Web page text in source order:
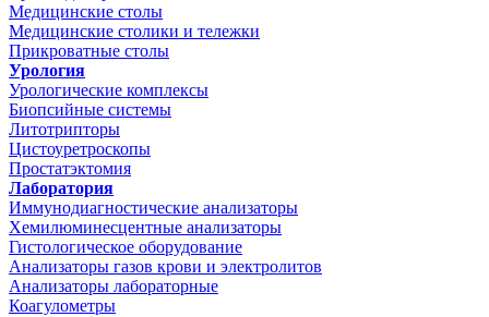
Медицинские столы
Медицинские столики и тележки
Прикроватные столы
Урология
Урологические комплексы
Биопсийные системы
Литотрипторы
Цистоуретроскопы
Простатэктомия
Лаборатория
Иммунодиагностические анализаторы
Хемилюминесцентные анализаторы
Гистологическое оборудование
Анализаторы газов крови и электролитов
Анализаторы лабораторные
Коагулометры